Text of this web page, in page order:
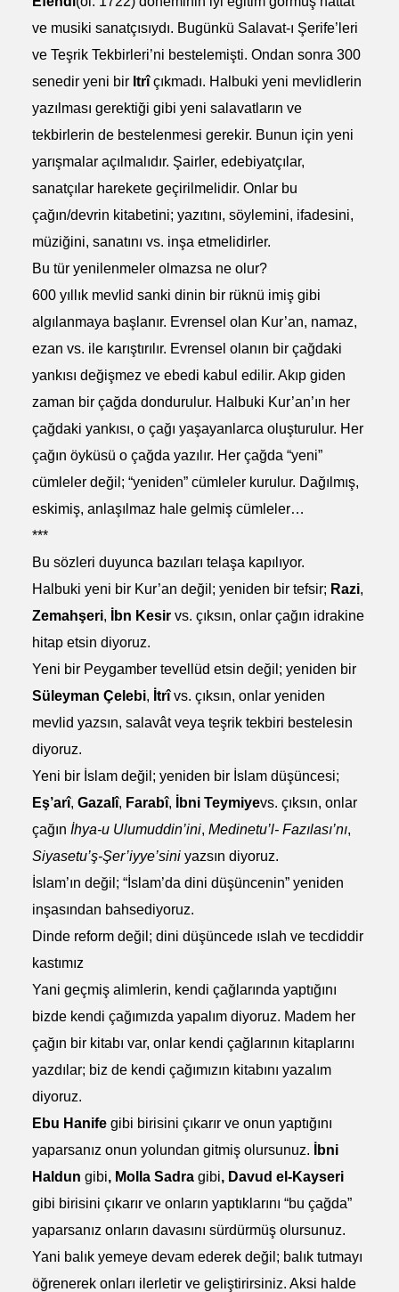
ve musiki sanatçısıydı. Bugünkü Salavat-ı Şerife’leri
ve Teşrik Tekbirleri’ni bestelemişti. Ondan sonra 300
senedir yeni bir Itrîçıkmadı. Halbuki yeni mevlidlerin
yazılması gerektiği gibi yeni salavatların ve
tekbirlerin de bestelenmesi gerekir. Bunun için yeni
yarışmalar açılmalıdır. Şairler, edebiyatçılar,
sanatçılar harekete geçirilmelidir. Onlar bu
çağın/devrin kitabetini; yazıtını, söylemini, ifadesini,
müziğini, sanatını vs. inşa etmelidirler.
Bu tür yenilenmeler olmazsa ne olur?
600 yıllık mevlid sanki dinin bir rüknü imiş gibi
algılanmaya başlanır. Evrensel olan Kur’an, namaz,
ezan vs. ile karıştırılır. Evrensel olanın bir çağdaki
yankısı değişmez ve ebedi kabul edilir. Akıp giden
zaman bir çağda dondurulur. Halbuki Kur’an’ın her
çağdaki yankısı, o çağı yaşayanlarca oluşturulur. Her
çağın öyküsü o çağda yazılır. Her çağda “yeni”
cümleler değil; “yeniden” cümleler kurulur. Dağılmış,
eskimiş, anlaşılmaz hale gelmiş cümleler…
***
Bu sözleri duyunca bazıları telaşa kapılıyor.
Halbuki yeni bir Kur’an değil; yeniden bir tefsir; Razi,
Zemahşeri, İbn Kesirvs. çıksın, onlar çağın idrakine
hitap etsin diyoruz.
Yeni bir Peygamber tevellüd etsin değil; yeniden bir
Süleyman Çelebi, İtrîvs. çıksın, onlar yeniden
mevlid yazsın, salavât veya teşrik tekbiri bestelesin
diyoruz.
Yeni bir İslam değil; yeniden bir İslam düşüncesi;
Eş’arî, Gazalî, Farabî, İbni Teymiyevs. çıksın, onlar
çağın İhya-u Ulumuddin’ini, Medinetu’l- Fazılası’nı,
Siyasetu’ş-Şer’iyye’siniyazsın diyoruz.
İslam’ın değil; “İslam’da dini düşüncenin” yeniden
inşasından bahsediyoruz.
Dinde reform değil; dini düşüncede ıslah ve tecdiddir
kastımız
Yani geçmiş alimlerin, kendi çağlarında yaptığını
bizde kendi çağımızda yapalım diyoruz. Madem her
çağın bir kitabı var, onlar kendi çağlarının kitaplarını
yazdılar; biz de kendi çağımızın kitabını yazalım
diyoruz.
Ebu Hanifegibi birisini çıkarır ve onun yaptığını
yaparsanız onun yolundan gitmiş olursunuz.
İbni
Haldun gibi, Molla Sadra gibi, Davud el-Kayseri
gibi birisini çıkarır ve onların yaptıklarını “bu çağda”
yaparsanız onların davasını sürdürmüş olursunuz.
Yani balık yemeye devam ederek değil; balık tutmayı
öğrenerek onları ilerletir ve geliştirirsiniz. Aksi halde